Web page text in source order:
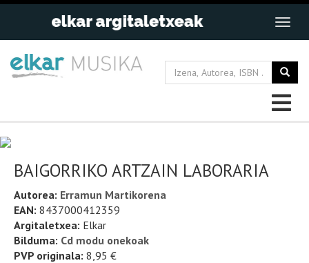
BAIGORRIKO ARTZAIN LABORARIA
Autorea: Erramun Martikorena
EAN: 8437000412359
Argitaletxea: Elkar
Bilduma: Cd modu onekoak
PVP originala: 8,95 €